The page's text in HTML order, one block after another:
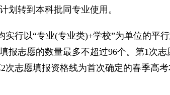
划转到本科批同专业使用。
行以“专业(专业类)+学校”为单位的平行
报志愿的数量最多不超过96个。第1次
次志愿填报资格线为首次确定的春季高